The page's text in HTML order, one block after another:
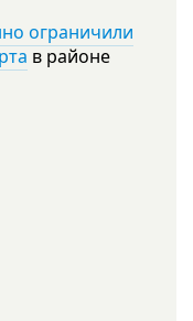
ограничили
в районе